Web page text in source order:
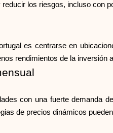
los riesgos, incluso con
es centrarse en
rendimientos de la
con una fuerte demanda
de precios dinámicos